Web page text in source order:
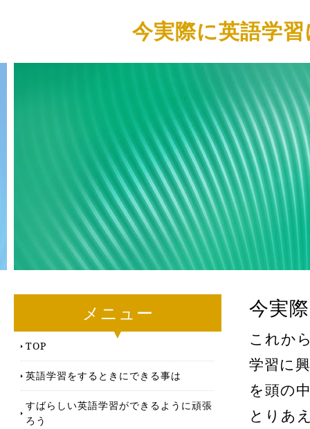
今実際に英語学
今実
これか
学習に
を頭の
とりあ
メニュー
TOP
英語学習をするときにできる事は
すばらしい英語学習ができるように頑張
ろう